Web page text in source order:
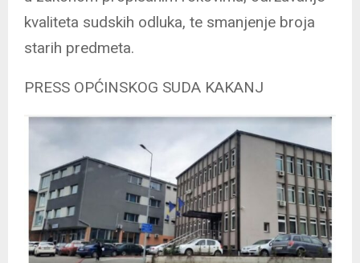
kvaliteta sudskih odluka, te smanjenje broja
starih predmeta.
PRESS OPĆINSKOG SUDA KAKANJ